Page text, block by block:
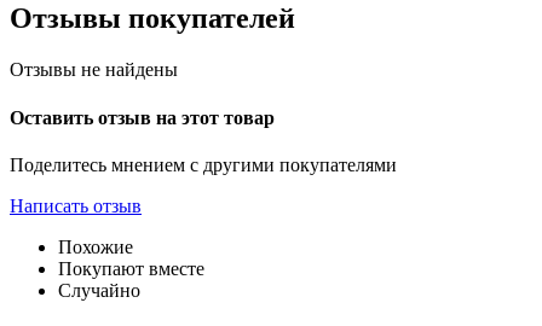
Отзывы покупателей
Отзывы не найдены
Оставить отзыв на этот товар
Поделитесь мнением с другими покупателями
Написать отзыв
Похожие
Покупают вместе
Случайно